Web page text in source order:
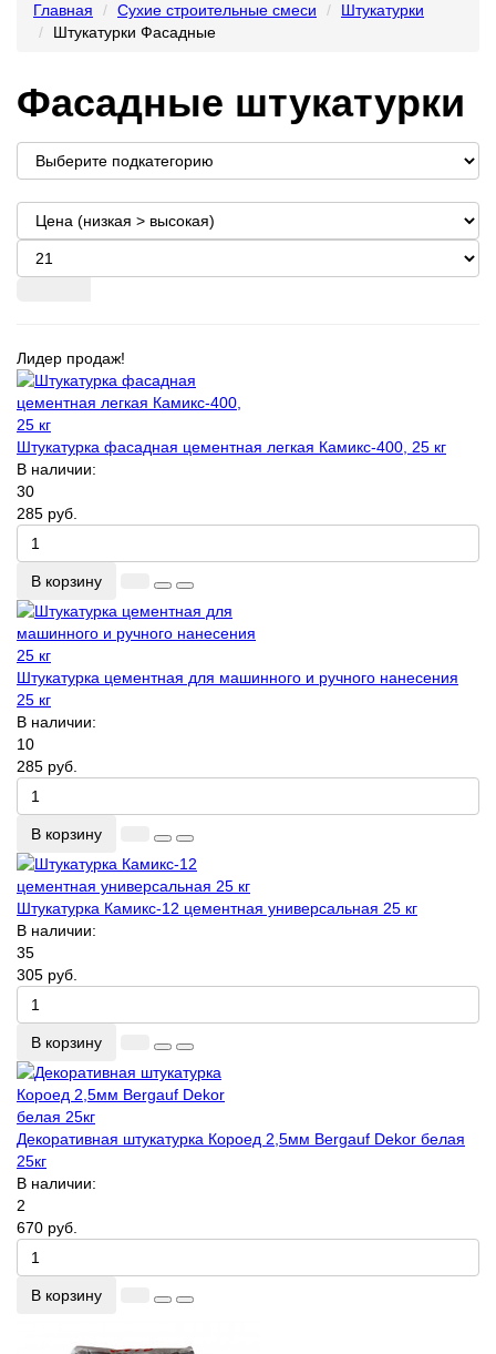
Главная
Сухие строительные смеси
Штукатурки
Штукатурки Фасадные
Фасадные штукатурки
Лидер продаж!
Штукатурка фасадная цементная легкая Камикс-400, 25 кг
В наличии:
30
285 руб.
В корзину
Штукатурка цементная для машинного и ручного нанесения
25 кг
В наличии:
10
285 руб.
В корзину
Штукатурка Камикс-12 цементная универсальная 25 кг
В наличии:
35
305 руб.
В корзину
Декоративная штукатурка Короед 2,5мм Bergauf Dekor белая
25кг
В наличии:
2
670 руб.
В корзину